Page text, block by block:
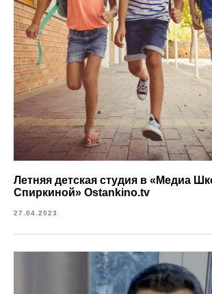
Летняя детская студия в «Медиа
Спиркиной» Ostankino.tv
27.04.2023